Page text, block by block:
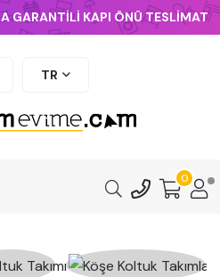
GARANTİLİ KAPI ÖNÜ TESLİMAT
TR
0